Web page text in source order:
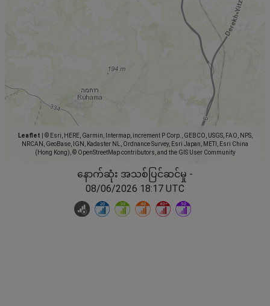
Leaflet
© Esri, HERE, Garmin, Intermap, increment P Corp., GEBCO, USGS, FAO, NPS,
NRCAN, GeoBase, IGN, Kadaster NL, Ordnance Survey, Esri Japan, METI, Esri China
(Hong Kong), © OpenStreetMap contributors, and the GIS User Community
နောက်ဆုံး အသစ်ပြင်ဆင်မှု -
08/06/2026 18:17 UTC